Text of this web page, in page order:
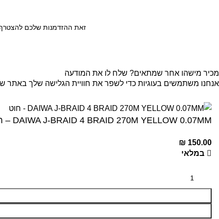
זאת ההזדמנות שלכם להצטרף
מכיר מישהו אחר שמתאים? שלח לו את המודעה
אנחנו משתמשים בעוגיות כדי לשפר את חוויית הגלישה שלך באתר
DAIWA J-BRAID 4 BRAID 270M YELLOW 0.07MM – חוט
150.00
₪
במלאי